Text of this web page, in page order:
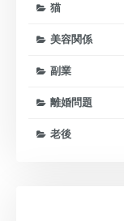
猫
美容関係
副業
離婚問題
老後